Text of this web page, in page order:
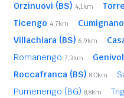
Orzinuovi (BS) 4,1km
Ticengo 4,7km
Villachiara (BS) 6,9km
Romanengo 7,3km
Roccafranca (BS) 8,0km
Pumenengo (BG) 8,8km